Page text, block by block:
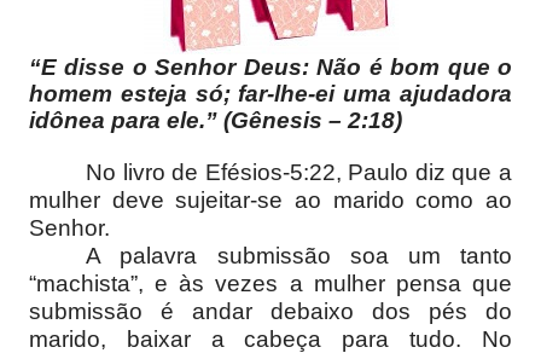
“E disse o Senhor Deus: Não é bom que o
homem esteja só; far-lhe-ei uma ajudadora
idônea para ele.” (Gênesis – 2:18)
No livro de Efésios-5:22, Paulo diz que a
mulher deve sujeitar-se ao marido como ao
Senhor.
A palavra submissão soa um tanto
“machista”, e às vezes a mulher pensa que
submissão é andar debaixo dos pés do
marido, baixar a cabeça para tudo. No